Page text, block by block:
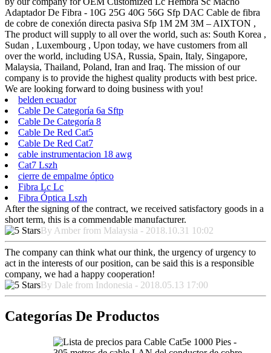
Adaptador De Fibra - 10G 25G 40G 56G Sfp DAC Cable de fibra
de cobre de conexión directa pasiva Sfp 1M 2M 3M – AIXTON ,
The product will supply to all over the world, such as: South Korea ,
Sudan , Luxembourg , Upon today, we have customers from all
over the world, including USA, Russia, Spain, Italy, Singapore,
Malaysia, Thailand, Poland, Iran and Iraq. The mission of our
company is to provide the highest quality products with best price.
We are looking forward to doing business with you!
belden ecuador
Cable De Categoría 6a Sftp
Cable De Categoría 8
Cable De Red Cat5
Cable De Red Cat7
cable instrumentacion 18 awg
Cat7 Lszh
cierre de empalme óptico
Fibra Lc Lc
Fibra Óptica Lszh
After the signing of the contract, we received satisfactory goods in a
short term, this is a commendable manufacturer.
By Amber from Malaysia - 2018.10.31 10:02
The company can think what our think, the urgency of urgency to
act in the interests of our position, can be said this is a responsible
company, we had a happy cooperation!
By Dale from Indonesia - 2018.05.13 17:00
Categorías De Productos